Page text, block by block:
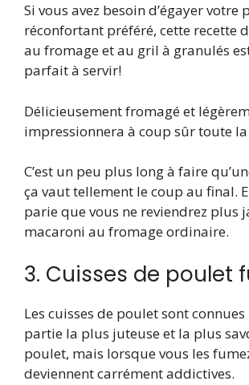
Si vous avez besoin d’égayer votre
réconfortant préféré, cette recette
au fromage et au gril à granulés
parfait à servir!
Délicieusement fromagé et
impressionnera à coup sûr toute
C’est un peu plus long à faire
ça vaut tellement le coup au final.
parie que vous ne reviendrez plus
macaroni au fromage ordinaire.
3. Cuisses de poulet
Les cuisses de poulet sont
partie la plus juteuse et la plus
poulet, mais lorsque vous les
deviennent carrément addictives.